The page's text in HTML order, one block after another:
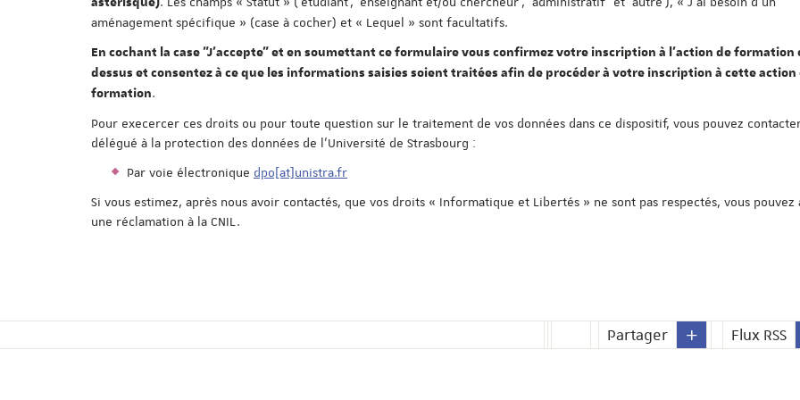
aménagement spécifique » (case à cocher) et « Lequel » sont facultatifs.
En cochant la case "J'accepte" et en soumettant ce formulaire vous confirmez votre inscription à l'action de formation
dessus et consentez à ce que les informations saisies soient traitées afin de procéder à votre inscription à cette action
formation.
Pour execercer ces droits ou pour toute question sur le traitement de vos données dans ce dispositif, vous pouvez
délégué à la protection des données de l'Université de Strasbourg :
Par voie électronique dpo[at]unistra.fr
Si vous estimez, après nous avoir contactés, que vos droits « Informatique et Libertés » ne sont pas respectés, vous pouvez
une réclamation à la CNIL.
Partager Flux RSS